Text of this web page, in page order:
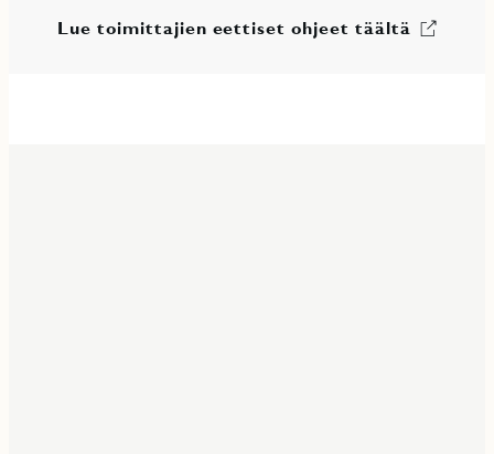
Lue toimittajien eettiset ohjeet täältä